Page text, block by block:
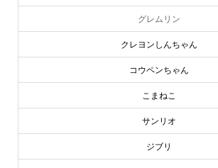
グレムリン
クレヨンしんちゃん
コウペンちゃん
こまねこ
サンリオ
ジブリ
online store company info contact us